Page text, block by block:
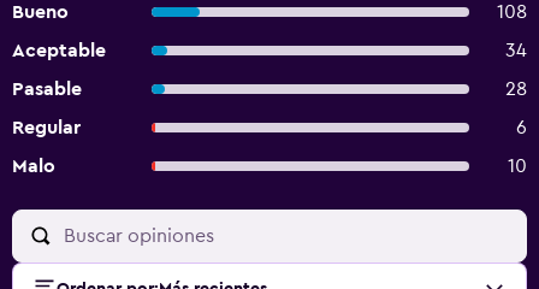
Bueno
108
Aceptable
34
Pasable
28
Regular
6
Malo
10